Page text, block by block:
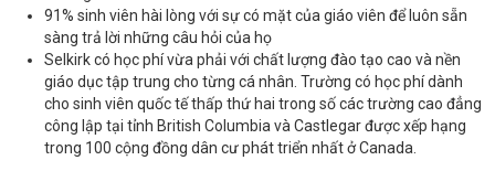
91% sinh viên hài lòng với sự có mặt của giáo viên để luôn sẵn
sàng trả lời những câu hỏi của họ
Selkirk có học phí vừa phải với chất lượng đào tạo cao và nền
giáo dục tập trung cho từng cá nhân. Trường có học phí dành
cho sinh viên quốc tế thấp thứ hai trong số các trường cao đẳng
công lập tại tỉnh British Columbia và Castlegar được xếp hạng
trong 100 cộng đồng dân cư phát triển nhất ở Canada.